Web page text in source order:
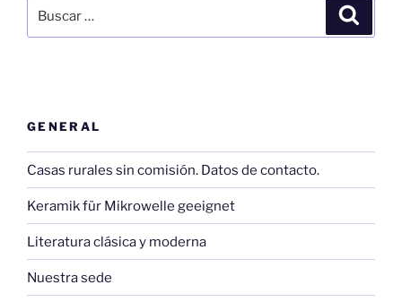
por:
GENERAL
Casas rurales sin comisión. Datos de contacto.
Keramik für Mikrowelle geeignet
Literatura clásica y moderna
Nuestra sede